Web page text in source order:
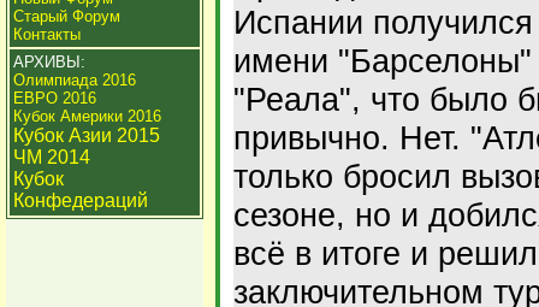
Старый Форум
Контакты
АРХИВЫ:
Олимпиада 2016
ЕВРО 2016
Кубок Америки 2016
Кубок Азии 2015
ЧМ 2014
Кубок
Конфедераций
Испании
имени "Барселоны"
"Реала", что было
привычно. Нет.
только бросил
сезоне, но и
всё в итоге и
заключительном